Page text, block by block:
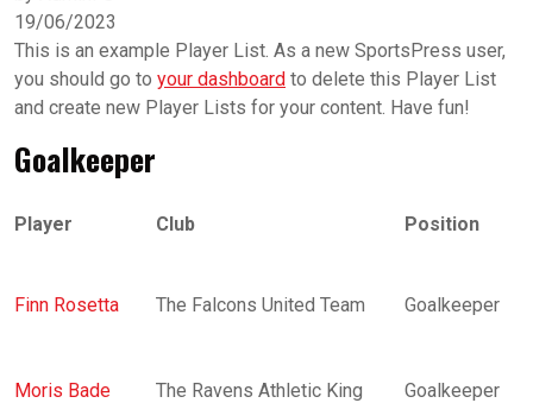
19/06/2023
This is an example Player List. As a new SportsPress user,
you should go to your dashboard to delete this Player List
and create new Player Lists for your content. Have fun!
Goalkeeper
Player Club Position
Finn Rosetta The Falcons United Team Goalkeeper
Moris Bade The Ravens Athletic King Goalkeeper